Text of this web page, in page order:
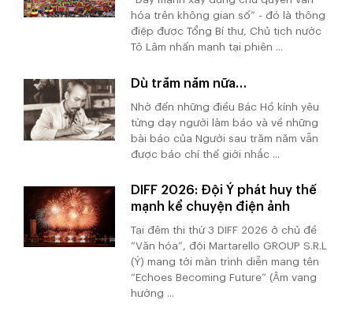
hóa trên không gian số” - đó là thông
điệp được Tổng Bí thư, Chủ tịch nước
Tô Lâm nhấn mạnh tại phiên ...
Dù trăm năm nữa…
Nhớ đến những điều Bác Hồ kính yêu
từng dạy người làm báo và về những
bài báo của Người sau trăm năm vẫn
được báo chí thế giới nhắc ...
DIFF 2026: Đội Ý phát huy thế
mạnh kể chuyện điện ảnh
Tại đêm thi thứ 3 DIFF 2026 ở chủ đề
“Văn hóa”, đội Martarello GROUP S.R.L
(Ý) mang tới màn trình diễn mang tên
“Echoes Becoming Future” (Âm vang
hướng ...